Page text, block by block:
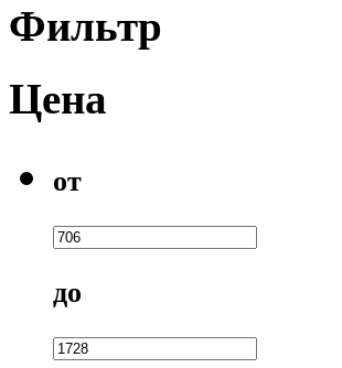
Фильтр
Цена
от
до